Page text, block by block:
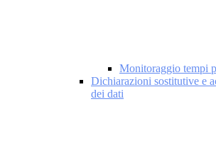
Monitoraggio tempi
Dichiarazioni sostitutive e
dei dati